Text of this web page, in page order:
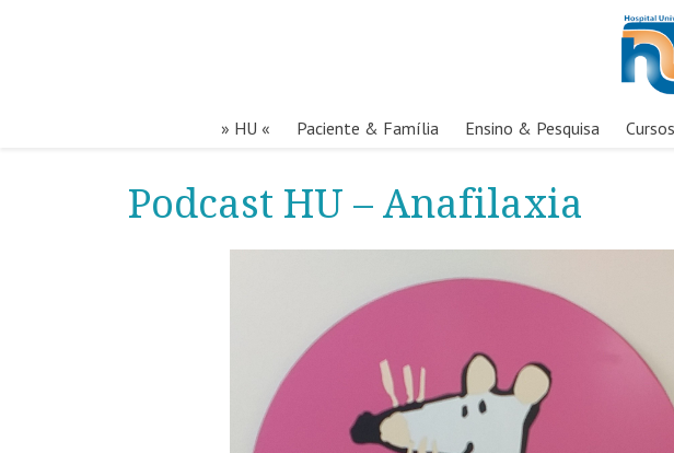
» HU « Paciente & Família Ensino & Pesquisa Cursos
Podcast HU – Anafilaxia